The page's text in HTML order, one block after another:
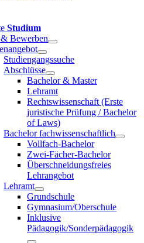
Studium
Bewerben
Studiengangssuche
Abschlüsse
Bachelor & Master
Lehramt
Rechtswissenschaft (Erste
juristische Prüfung / Bachelor
of Laws)
Bachelor fachwissenschaftlich
Vollfach-Bachelor
Zwei-Fächer-Bachelor
Überschneidungsfreies
Lehrangebot
Lehramt
Grundschule
Gymnasium/Oberschule
Inklusive
Pädagogik/Sonderpädagogik